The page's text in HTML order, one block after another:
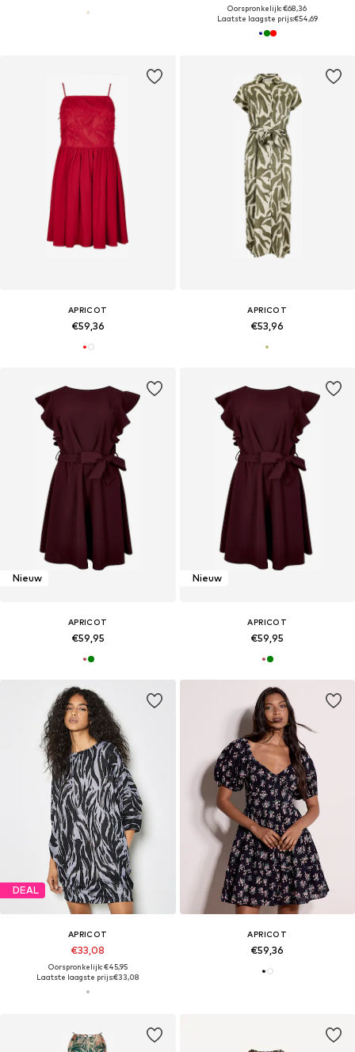
Oorspronkelijk: €68,36
Laatste laagste prijs:€54,69
APRICOT
€59,36
APRICOT
€53,96
Nieuw
APRICOT
€59,95
Nieuw
APRICOT
€59,95
DEAL
APRICOT
€33,08
Oorspronkelijk: €45,95
Laatste laagste prijs:€33,08
APRICOT
€59,36